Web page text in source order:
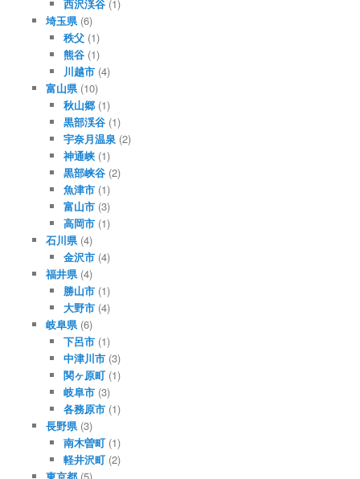
西沢渓谷 (1)
埼玉県(6)
秩父 (1)
熊谷 (1)
川越市 (4)
富山県(10)
秋山郷 (1)
黒部渓谷 (1)
宇奈月温泉 (2)
神通峡 (1)
黒部峡谷 (2)
魚津市 (1)
富山市 (3)
高岡市 (1)
石川県(4)
金沢市 (4)
福井県(4)
勝山市 (1)
大野市 (4)
岐阜県(6)
下呂市 (1)
中津川市 (3)
関ヶ原町 (1)
岐阜市 (3)
各務原市 (1)
長野県(3)
南木曽町 (1)
軽井沢町 (2)